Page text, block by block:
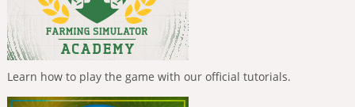
Learn how to play the game with our official tutorials.